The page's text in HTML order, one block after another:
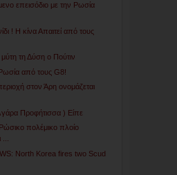
επεισόδιο με την Ρωσία
! Η κίνα Απαιτεί από τους
τη Δύση ο Πούτιν
από τους G8!
στον Άρη ονομάζεται
Προφήτισσα ) Είπε
πολέμικο πλοίο
North Korea fires two Scud